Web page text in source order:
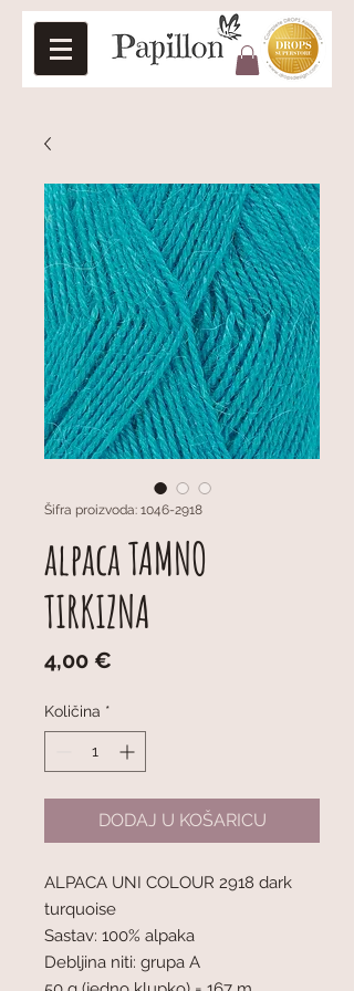
Šifra proizvoda: 1046-2918
alpaca TAMNO
TIRKIZNA
4,00 €
Količina *
DODAJ U KOŠARICU
ALPACA UNI COLOUR 2918 dark
turquoise
Sastav: 100% alpaka
Debljina niti: grupa A